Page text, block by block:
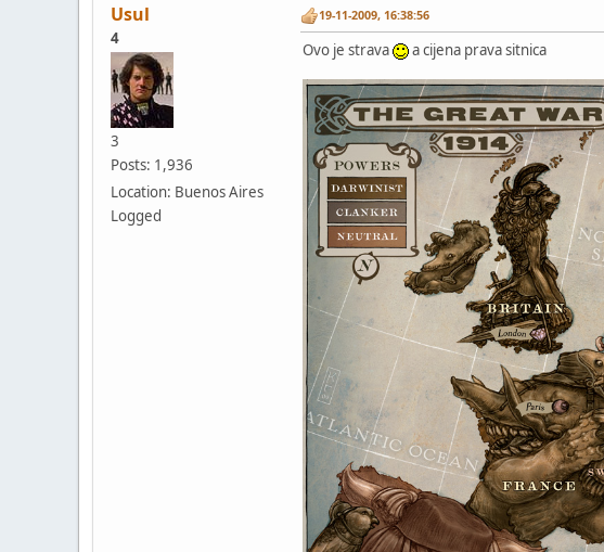
Usul
4
3
Posts: 1,936
Location: Buenos Aires
Logged
19-11-2009, 16:38:56
Ovo je strava a cijena prava sitnica